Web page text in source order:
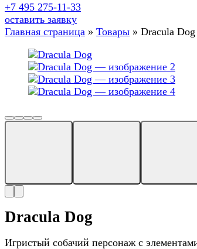
+7 495 275-11-33
оставить заявку
Главная страница » Товары » Dracula Dog
Dracula Dog
Игристый собачий персонаж с